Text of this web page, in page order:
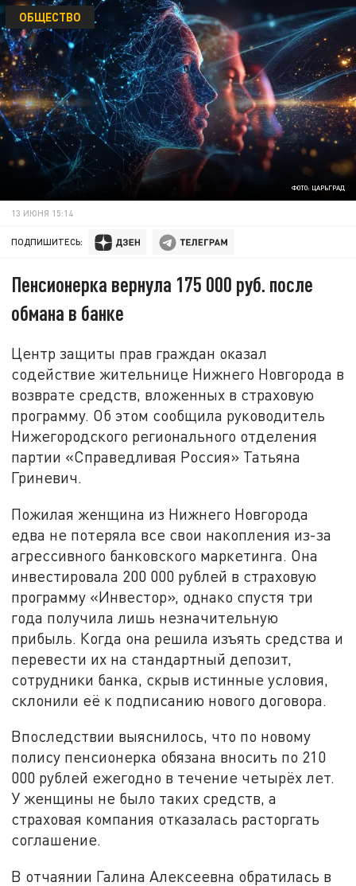
ФОТО: ЦАРЬГРАД
ОБЩЕСТВО
13 ИЮНЯ 15:14
ПОДПИШИТЕСЬ:
Пенсионерка вернула 175 000 руб. после
обмана в банке
Центр защиты прав граждан оказал
содействие жительнице Нижнего Новгорода в
возврате средств, вложенных в страховую
программу. Об этом сообщила руководитель
Нижегородского регионального отделения
партии «Справедливая Россия» Татьяна
Гриневич.
Пожилая женщина из Нижнего Новгорода
едва не потеряла все свои накопления из-за
агрессивного банковского маркетинга. Она
инвестировала 200 000 рублей в страховую
программу «Инвестор», однако спустя три
года получила лишь незначительную
прибыль. Когда она решила изъять средства и
перевести их на стандартный депозит,
сотрудники банка, скрыв истинные условия,
склонили её к подписанию нового договора.
Впоследствии выяснилось, что по новому
полису пенсионерка обязана вносить по 210
000 рублей ежегодно в течение четырёх лет.
У женщины не было таких средств, а
страховая компания отказалась расторгать
соглашение.
В отчаянии Галина Алексеевна обратилась в